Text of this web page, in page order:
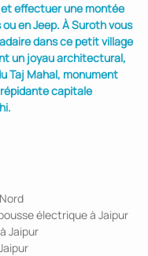
et effectuer une montée
en Jeep. À Suroth vous
dans ce petit village
un joyau architectural,
Taj Mahal, monument
capitale
électrique à Jaipur
Jaipur